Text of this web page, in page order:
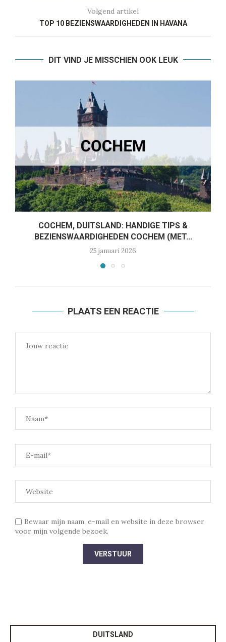
Volgend artikel
TOP 10 BEZIENSWAARDIGHEDEN IN HAVANA
DIT VIND JE MISSCHIEN OOK LEUK
COCHEM, DUITSLAND: HANDIGE TIPS &
BEZIENSWAARDIGHEDEN COCHEM (MET...
25 januari 2026
PLAATS EEN REACTIE
Bewaar mijn naam, e-mail en website in deze browser
voor mijn volgende bezoek.
DUITSLAND